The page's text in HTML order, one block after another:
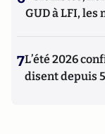
GUD à LFI, les
7L’été 2026
disent depuis